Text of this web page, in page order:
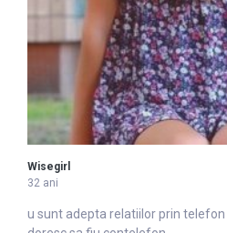
Wisegirl
32 ani
u sunt adepta relatiilor prin telefon